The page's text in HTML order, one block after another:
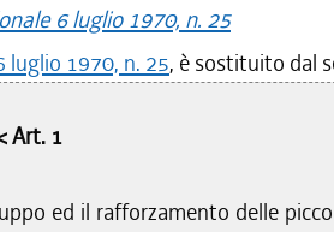
6 luglio 1970, n. 25
luglio 1970, n. 25, è sostituito dal
Art. 1
ed il rafforzamento delle